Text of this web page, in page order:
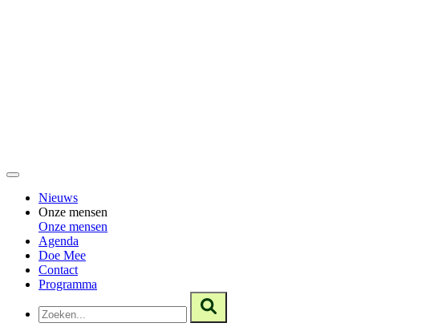
Nieuws
Onze mensen
Onze mensen
Agenda
Doe Mee
Contact
Programma